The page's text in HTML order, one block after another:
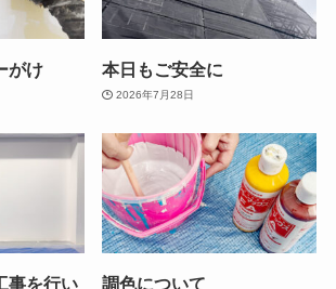
がけ 本日もご安全に
2026年7月28日
事を行い
調色について